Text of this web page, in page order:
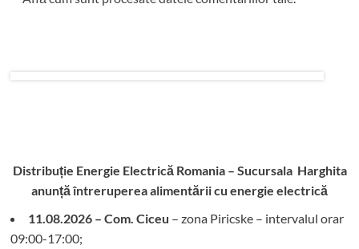
Distribuție Energie Electrică Romania – Sucursala Harghita
anunță întreruperea alimentării cu energie electrică
11.08.2026 – Com. Ciceu – zona Piricske – intervalul orar
09:00-17:00;